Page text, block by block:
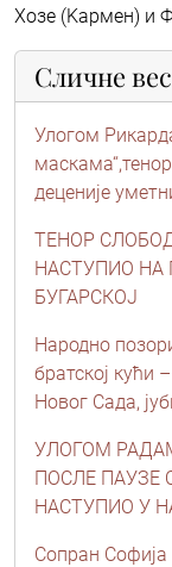
Хозе (Kармен) и
Сличне
Улогом
деценије
ТЕНОР
НАСТУПИО НА
БУГАРСКОЈ
Народно
братској кући
Новог Сада,
УЛОГОМ
ПОСЛЕ ПАУЗЕ
НАСТУПИО У
Сопран